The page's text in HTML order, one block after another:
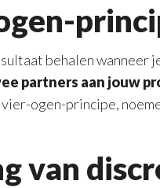
behalen wanneer
partners aan jouw
ogen-principe,
van